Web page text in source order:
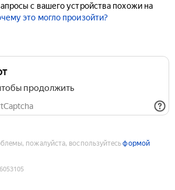
с вашего устройства похожи на
это могло произойти?
продолжить
пожалуйста, воспользуйтесьформой